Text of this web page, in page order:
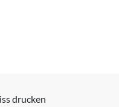
drucken